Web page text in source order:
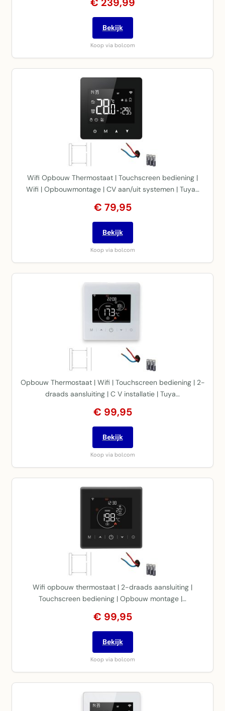
Bekijk
Koop via bol.com
Wifi Opbouw Thermostaat | Touchscreen bediening |
Wifi | Opbouwmontage | CV aan/uit systemen | Tuya…
€ 79,95
Bekijk
Koop via bol.com
Opbouw Thermostaat | Wifi | Touchscreen bediening | 2-
draads aansluiting | C V installatie | Tuya…
€ 99,95
Bekijk
Koop via bol.com
Wifi opbouw thermostaat | 2-draads aansluiting |
Touchscreen bediening | Opbouw montage |…
€ 99,95
Bekijk
Koop via bol.com